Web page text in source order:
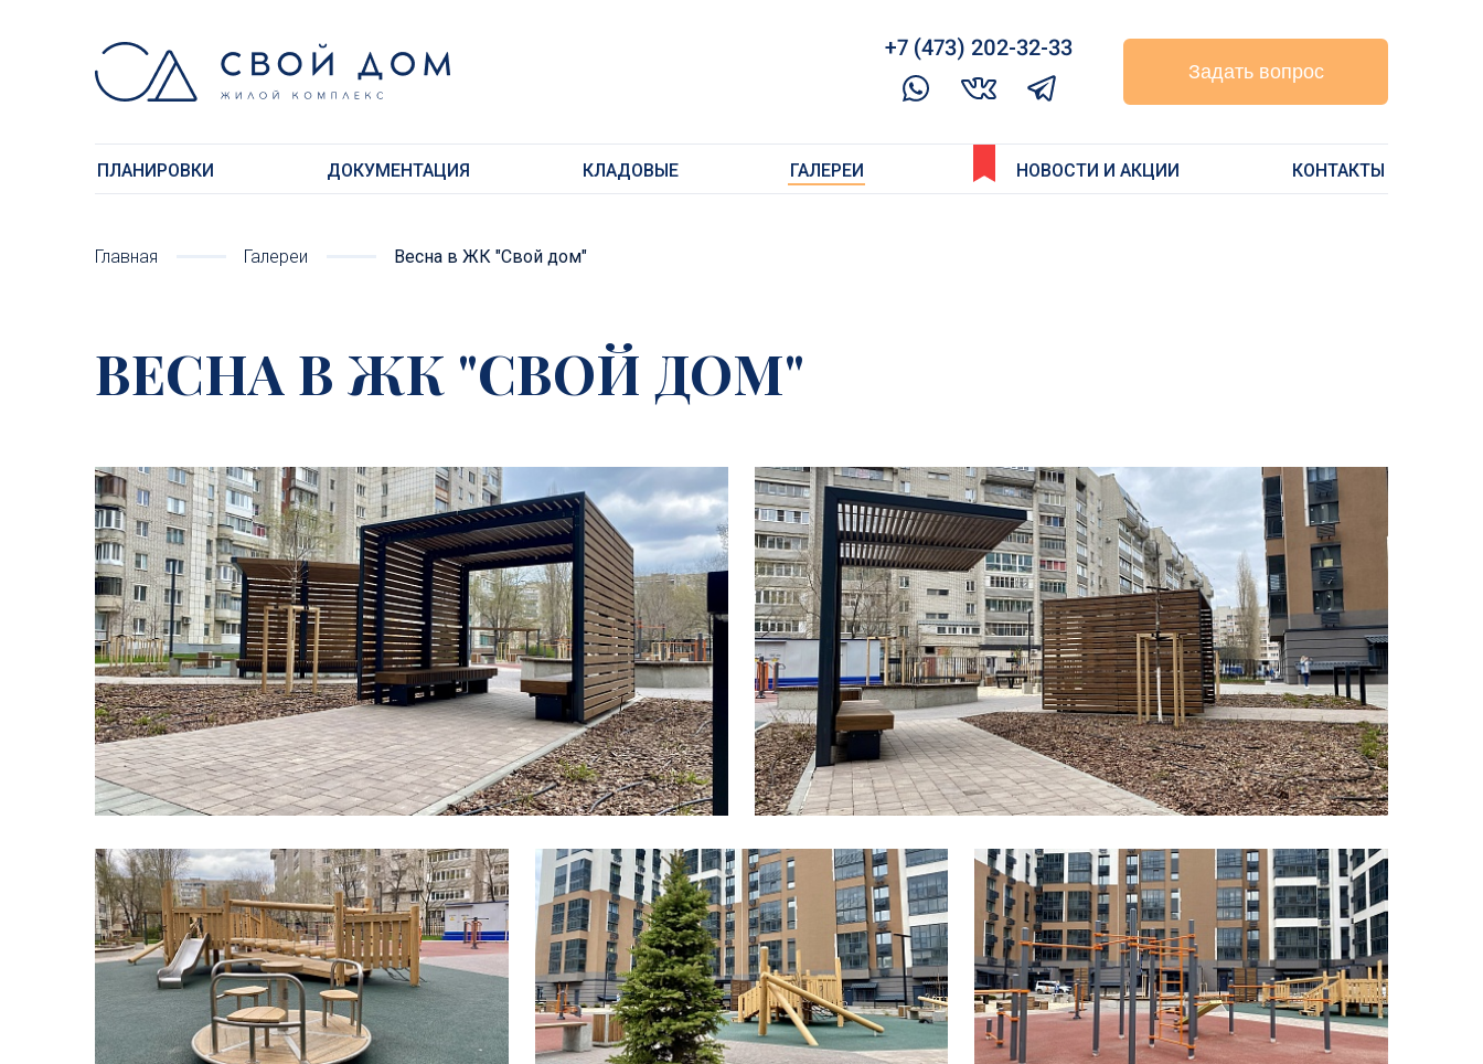
+7 (473) 202-32-33‬
Задать вопрос
ПЛАНИРОВКИ ДОКУМЕНТАЦИЯ КЛАДОВЫЕ ГАЛЕРЕИ НОВОСТИ И АКЦИИ КОНТАКТЫ
Главная Галереи Весна в ЖК "Свой дом"
ВЕСНА В ЖК "СВОЙ ДОМ"